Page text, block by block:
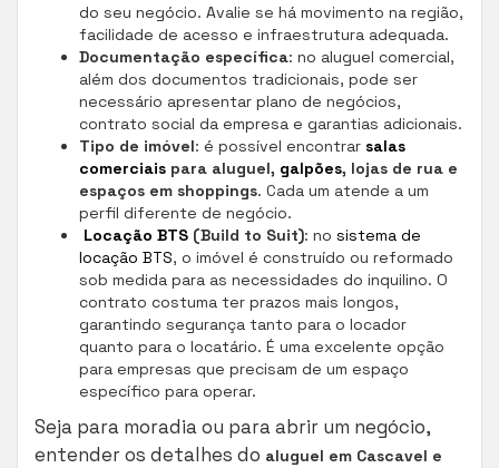
do seu negócio. Avalie se há movimento na região,
facilidade de acesso e infraestrutura adequada.
Documentação específica: no aluguel comercial,
além dos documentos tradicionais, pode ser
necessário apresentar plano de negócios,
contrato social da empresa e garantias adicionais.
Tipo de imóvel: é possível encontrar salas
comerciais para aluguel, galpões, lojas de rua e
espaços em shoppings. Cada um atende a um
perfil diferente de negócio.
Locação BTS (Build to Suit): no sistema de
locação BTS, o imóvel é construído ou reformado
sob medida para as necessidades do inquilino. O
contrato costuma ter prazos mais longos,
garantindo segurança tanto para o locador
quanto para o locatário. É uma excelente opção
para empresas que precisam de um espaço
específico para operar.
Seja para moradia ou para abrir um negócio,
entender os detalhes do aluguel em Cascavel e